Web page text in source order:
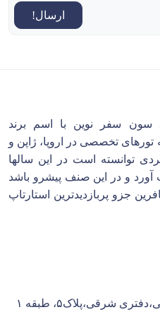
ارسال!
سفر نوین با اسم برند
7 سال سابقه تورهای تخصصی در اروپا، ژاپن و
توانسته است در این سالها
و در این صنف پیشرو باشد
جزو پربازدیدترین استارتاپ
شرقی،پلاک۵، طبقه ۱